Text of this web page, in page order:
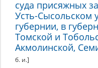
суда присяжных
Усть-Сысольском
губернии, в
Томской и
Акмолинской,
б. и.]